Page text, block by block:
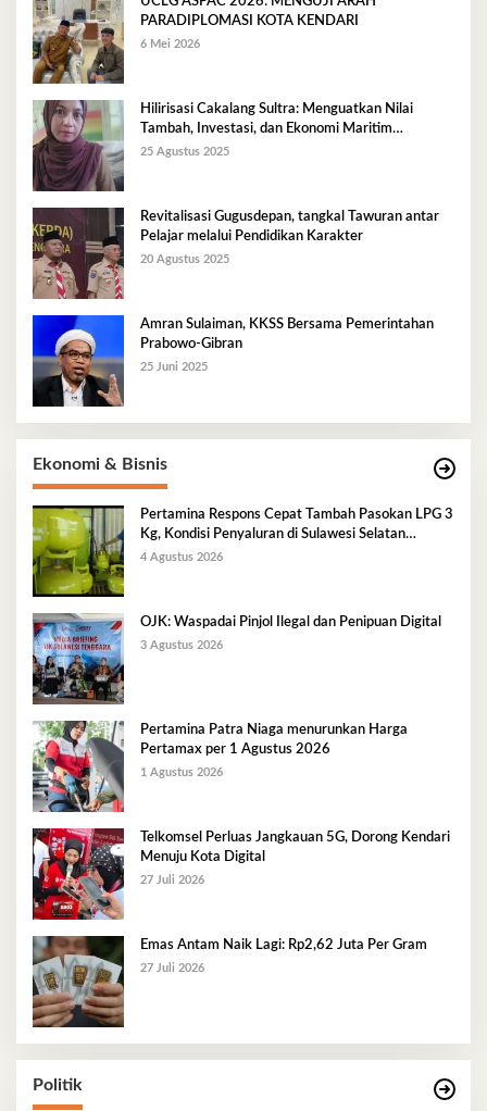
PARADIPLOMASI KOTA KENDARI
6 Mei 2026
Hilirisasi Cakalang Sultra: Menguatkan Nilai
Tambah, Investasi, dan Ekonomi Maritim
Berkelanjutan
25 Agustus 2025
Revitalisasi Gugusdepan, tangkal Tawuran antar
Pelajar melalui Pendidikan Karakter
20 Agustus 2025
Amran Sulaiman, KKSS Bersama Pemerintahan
Prabowo-Gibran
25 Juni 2025
Ekonomi & Bisnis
Pertamina Respons Cepat Tambah Pasokan LPG 3
Kg, Kondisi Penyaluran di Sulawesi Selatan
Berlangsung Kondusif
4 Agustus 2026
OJK: Waspadai Pinjol Ilegal dan Penipuan Digital
3 Agustus 2026
Pertamina Patra Niaga menurunkan Harga
Pertamax per 1 Agustus 2026
1 Agustus 2026
Telkomsel Perluas Jangkauan 5G, Dorong Kendari
Menuju Kota Digital
27 Juli 2026
Emas Antam Naik Lagi: Rp2,62 Juta Per Gram
27 Juli 2026
Politik